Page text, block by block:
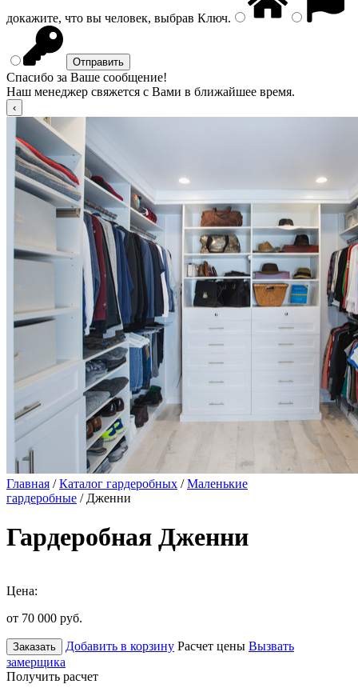
докажите, что вы человек, выбрав Ключ.
Спасибо за Ваше сообщение!
Наш менеджер свяжется с Вами в ближайшее время.
Главная /Каталог гардеробных /Маленькие
гардеробные / Дженни
Гардеробная Дженни
Цена:
от 70 000 руб.
Заказать Добавить в корзину Расчет цены Вызвать
замерщика
Получить расчет